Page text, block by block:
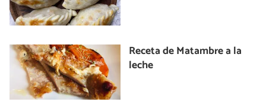
Receta de Matambre a la
leche